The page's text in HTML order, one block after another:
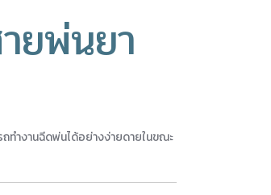
ยพ่นยา
ทำงานฉีดพ่นได้อย่างง่ายดายในขณะ